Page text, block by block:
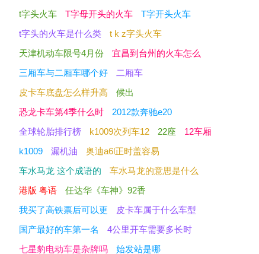
t字头火车
T字母开头的火车
T字开头火车
t字头的火车是什么类
t k z字头火车
天津机动车限号4月份
宜昌到台州的火车怎么
三厢车与二厢车哪个好
二厢车
皮卡车底盘怎么样升高
候出
恐龙卡车第4季什么时
2012款奔驰e20
全球轮胎排行榜
k1009次列车12 22座
12车厢
k1009
漏机油
奥迪a6l正时盖容易
车水马龙 这个成语的
车水马龙的意思是什么
港版 粤语
任达华《车神》92香
我买了高铁票后可以更
皮卡车属于什么车型
国产最好的车第一名
4公里开车需要多长时
七星豹电动车是杂牌吗
始发站是哪